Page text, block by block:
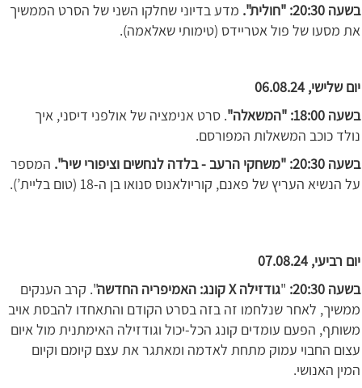
בשעה 20:30: "חולית".
מדע בדיוני שחלקו השני של הסרט הממשיך
את מסעו של פול אטריידס (טימותי שאלאמה).
יום שלישי, 06.08.24
בשעה 18:00:
"המשאלה". סרט אנימציה של אולפני דיסני, איך
נולד כוכב המשאלות המפורסם.
בשעה 20:30: "משחקי הרעב - בלדה לנחשים וציפורי שיר".
המספר
על הנשיא העריץ של פאנם, קוריולאנוס סנואו בן ה-18 (טום בליית’).
יום רביעי, 07.08.24
בשעה 20:30:
"גודזילהXקונג: האמיפריה החדשה". קרב הענקים
ממשיך, לאחר שנלחמו זה בזה בסרט הקודם והתאחדו להבסת אויב
משותף, הפעם עומדים קונג הכל-יכול וגודזילה האימתנית מול איום
עצום החבוי עמוק מתחת לאדמה ומאתגר את עצם קיומם וקיום
המין האנושי.